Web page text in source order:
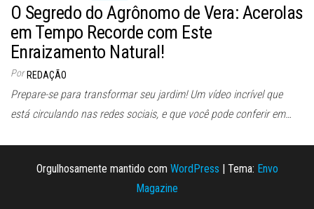
O Segredo do Agrônomo de Vera: Acerolas
em Tempo Recorde com Este
Enraizamento Natural!
Por REDAÇÃO
Prepare-se para transformar seu jardim! Um vídeo incrível que
está circulando nas redes sociais, e que você pode conferir em…
Orgulhosamente mantido com WordPress | Tema: Envo
Magazine